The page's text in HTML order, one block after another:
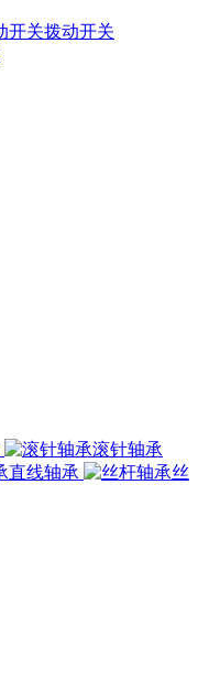
拨动开关
滚针轴承
直线轴承
丝